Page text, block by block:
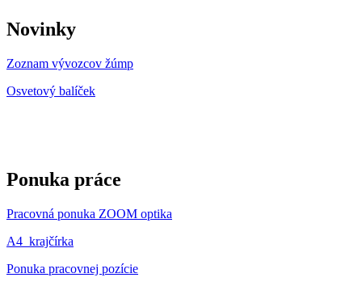
Novinky
Zoznam vývozcov žúmp
Osvetový balíček
Ponuka práce
Pracovná ponuka ZOOM optika
A4_krajčírka
Ponuka pracovnej pozície